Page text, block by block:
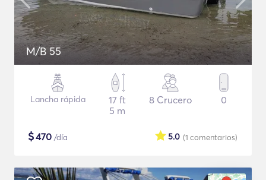
M/B 55
Lancha rápida
17 ft
5 m
8 Crucero 0
$470 /día (1 comentarios)
5.0